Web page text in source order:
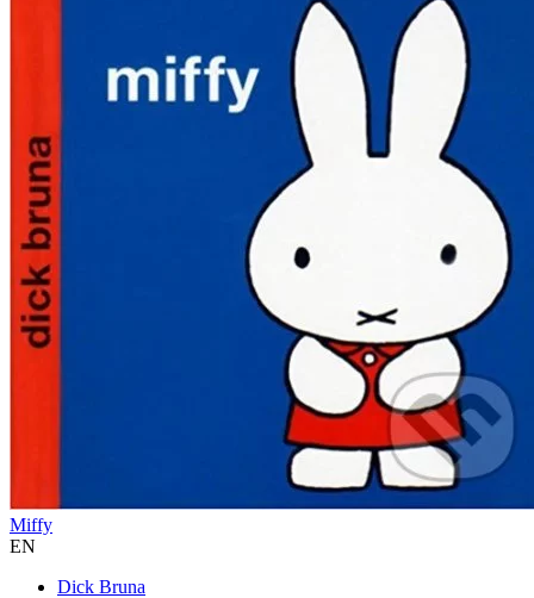
Miffy
EN
Dick Bruna